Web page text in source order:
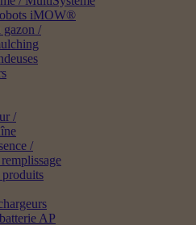
iMOW®
gazon /
/
/
produits
AP